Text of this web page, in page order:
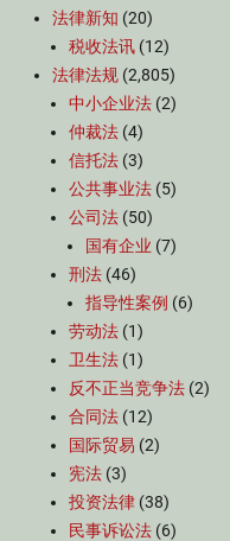
法律新知 (20)
税收法讯 (12)
法律法规 (2,805)
中小企业法 (2)
仲裁法 (4)
信托法 (3)
公共事业法 (5)
公司法 (50)
国有企业 (7)
刑法 (46)
指导性案例 (6)
劳动法 (1)
卫生法 (1)
反不正当竞争法 (2)
合同法 (12)
国际贸易 (2)
宪法 (3)
投资法律 (38)
民事诉讼法 (6)